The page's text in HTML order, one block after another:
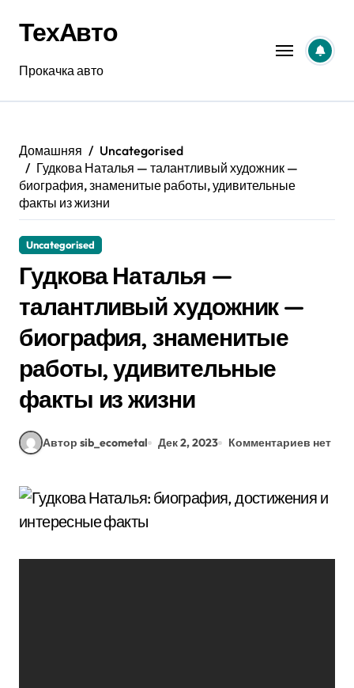
содержанию
ТехАвто
Прокачка авто
Домашняя
Uncategorised
Гудкова Наталья — талантливый художник —
биография, знаменитые работы, удивительные
факты из жизни
Uncategorised
Гудкова Наталья —
талантливый художник —
биография, знаменитые
работы, удивительные
факты из жизни
Автор sib_ecometal Дек 2, 2023 Комментариев нет